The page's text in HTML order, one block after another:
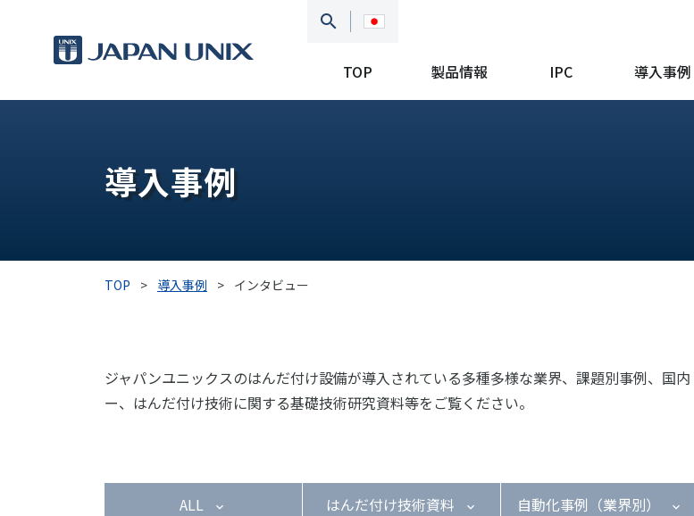
TOP 製品情報 IPC 導入事例
導入事例
TOP > 導入事例 > インタビュー
ジャパンユニックスのはんだ付け設備が導入されている多種多様な業界、課題別事例、国
ー、はんだ付け技術に関する基礎技術研究資料等をご覧ください。
ALL はんだ付け技術資料 自動化事例（業界別）